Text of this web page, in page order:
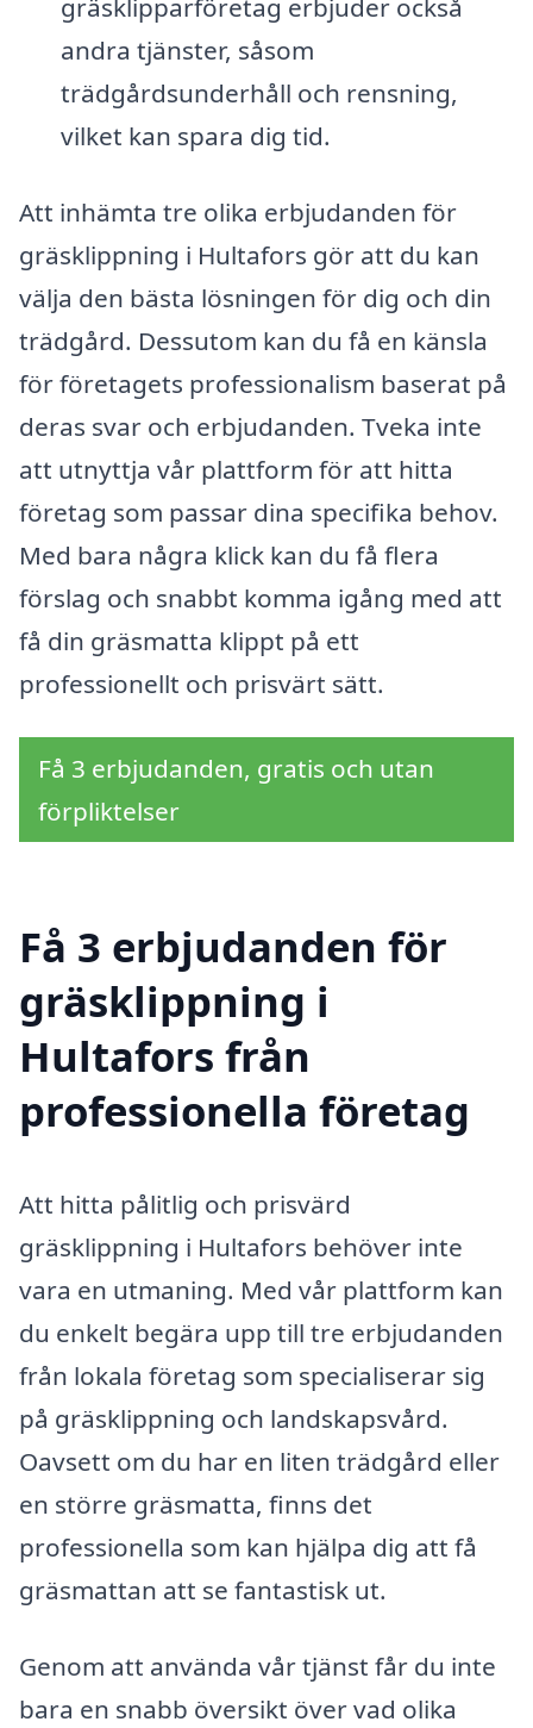
gräsklipparföretag erbjuder också
andra tjänster, såsom
trädgårdsunderhåll och rensning,
vilket kan spara dig tid.
Att inhämta tre olika erbjudanden för
gräsklippning i Hultafors gör att du kan
välja den bästa lösningen för dig och din
trädgård. Dessutom kan du få en känsla
för företagets professionalism baserat på
deras svar och erbjudanden. Tveka inte
att utnyttja vår plattform för att hitta
företag som passar dina specifika behov.
Med bara några klick kan du få flera
förslag och snabbt komma igång med att
få din gräsmatta klippt på ett
professionellt och prisvärt sätt.
Få 3 erbjudanden, gratis och utan
förpliktelser
Få 3 erbjudanden för
gräsklippning i
Hultafors från
professionella företag
Att hitta pålitlig och prisvärd
gräsklippning i Hultafors behöver inte
vara en utmaning. Med vår plattform kan
du enkelt begära upp till tre erbjudanden
från lokala företag som specialiserar sig
på gräsklippning och landskapsvård.
Oavsett om du har en liten trädgård eller
en större gräsmatta, finns det
professionella som kan hjälpa dig att få
gräsmattan att se fantastisk ut.
Genom att använda vår tjänst får du inte
bara en snabb översikt över vad olika